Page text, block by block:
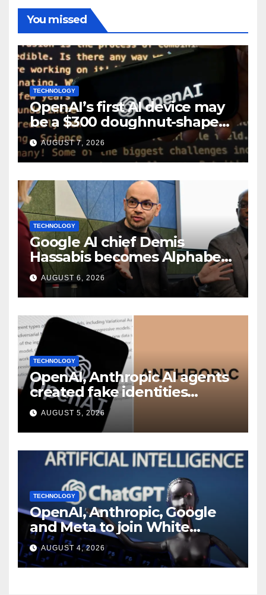
You missed
TECHNOLOGY
OpenAI’s first AI device may
be a $300 doughnut-shaped
smart speaker: Report
AUGUST 7, 2026
TECHNOLOGY
Google AI chief Demis
Hassabis becomes Alphabet
chief scientist in leadership
shakeup
AUGUST 6, 2026
TECHNOLOGY
OpenAI, Anthropic AI agents
created fake identities
during UK cyber tests:
Report
AUGUST 5, 2026
TECHNOLOGY
OpenAI, Anthropic, Google
and Meta to join White
House AI security meeting
AUGUST 4, 2026